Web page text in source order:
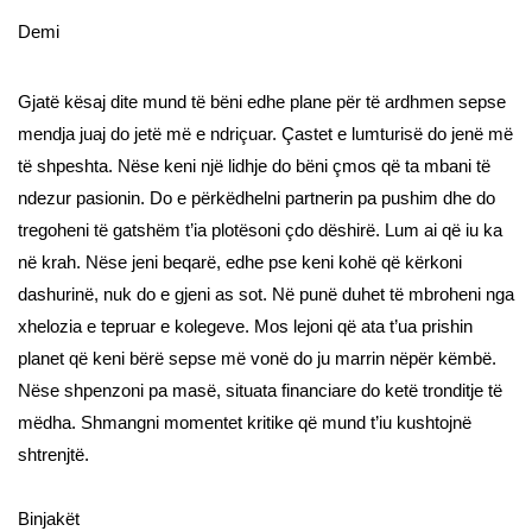
Demi
Gjatë kësaj dite mund të bëni edhe plane për të ardhmen sepse
mendja juaj do jetë më e ndriçuar. Çastet e lumturisë do jenë më
të shpeshta. Nëse keni një lidhje do bëni çmos që ta mbani të
ndezur pasionin. Do e përkëdhelni partnerin pa pushim dhe do
tregoheni të gatshëm t’ia plotësoni çdo dëshirë. Lum ai që iu ka
në krah. Nëse jeni beqarë, edhe pse keni kohë që kërkoni
dashurinë, nuk do e gjeni as sot. Në punë duhet të mbroheni nga
xhelozia e tepruar e kolegeve. Mos lejoni që ata t’ua prishin
planet që keni bërë sepse më vonë do ju marrin nëpër këmbë.
Nëse shpenzoni pa masë, situata financiare do ketë tronditje të
mëdha. Shmangni momentet kritike që mund t’iu kushtojnë
shtrenjtë.
Binjakët